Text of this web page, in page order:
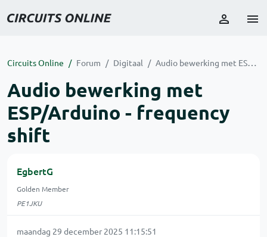
Circuits Online Forum Digitaal Audio bewerking met ESP/Arduino - frequency shift
Audio bewerking met
ESP/Arduino - frequency
shift
EgbertG
Golden Member
PE1JKU
maandag 29 december 2025 11:15:51